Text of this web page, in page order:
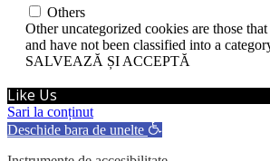
Others
Other uncategorized cookies are those
and have not been classified into a
SALVEAZĂ ȘI ACCEPTĂ
Like Us
Sari la conținut
Deschide bara de unelte